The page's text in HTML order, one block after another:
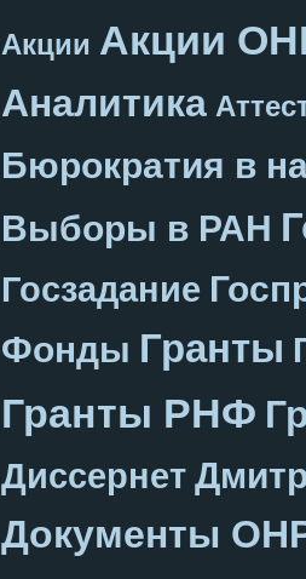
Акции Акции
Аналитика
Бюрократия в
Выборы в РАН
Госзадание
Фонды Гранты
Гранты РНФ
Диссернет
Документы